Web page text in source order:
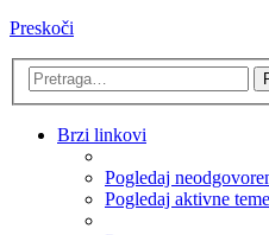
Preskoči
Brzi linkovi
Pogledaj
Pogledaj aktivne teme